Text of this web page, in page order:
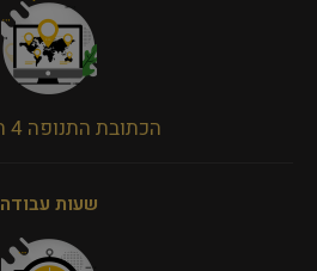
הכתובת התנופה 4 תל אביב
שעות עבודה